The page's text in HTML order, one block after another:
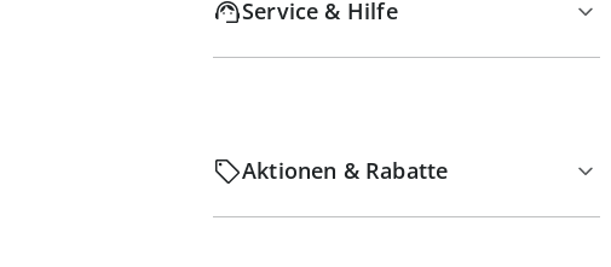
Service & Hilfe
Aktionen & Rabatte